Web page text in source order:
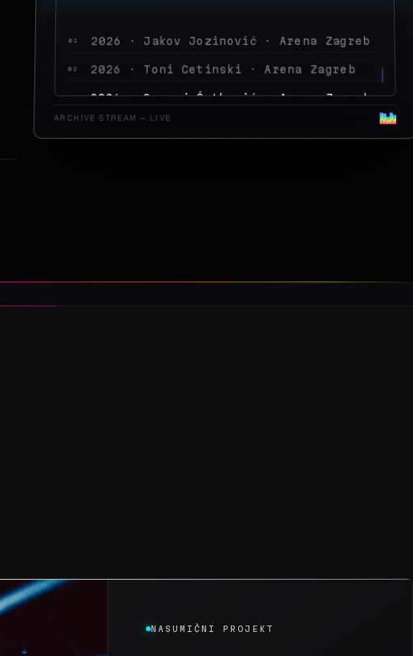
03 2026 · Sergej Ćetković · Arena Zagreb
04 2026 · Peđa Jovanović · Arena Zagreb
ARCHIVE STREAM — LIVE
NASUMIČNI PROJEKT